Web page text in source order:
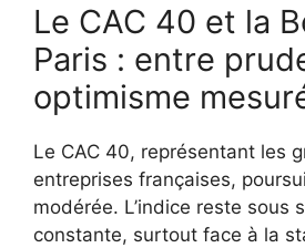
Le CAC 40 et la
Paris : entre
optimisme
Le CAC 40, représentant les
entreprises françaises,
modérée. L’indice reste sous
constante, surtout face à la